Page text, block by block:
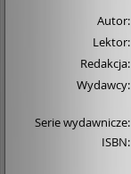
Autor:
Lektor:
Redakcja:
Wydawcy:
Serie wydawnicze:
ISBN: